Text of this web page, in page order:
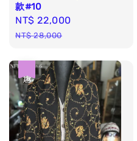
款#10
Sale
price
NT$ 22,000
NT$ 28,000